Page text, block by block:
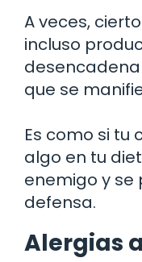
A veces,
incluso
que se
Es como si tu
algo en tu
enemigo y se
defensa.
Alergias